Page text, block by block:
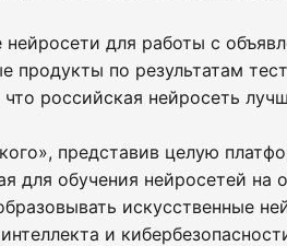
для работы с
продукты по результатам
российская нейросеть
представив целую
для обучения нейросетей
искусственные
и